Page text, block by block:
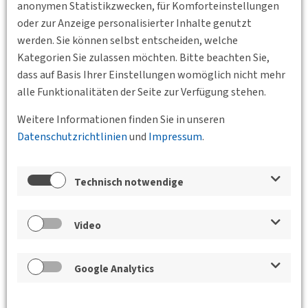
anonymen Statistikzwecken, für Komforteinstellungen
oder zur Anzeige personalisierter Inhalte genutzt
werden. Sie können selbst entscheiden, welche
Kategorien Sie zulassen möchten. Bitte beachten Sie,
dass auf Basis Ihrer Einstellungen womöglich nicht mehr
alle Funktionalitäten der Seite zur Verfügung stehen.
Weitere Informationen finden Sie in unseren
Datenschutzrichtlinienund Impressum.
Technisch notwendige
Video
Google Analytics
Hamburg-Altona
freiRaum Ottensen: Innovative
Stadtteil